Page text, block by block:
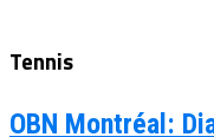
Tennis
OBN Montréal: